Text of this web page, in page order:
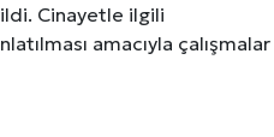
Cinayetle ilgili
amacıyla çalışmalar